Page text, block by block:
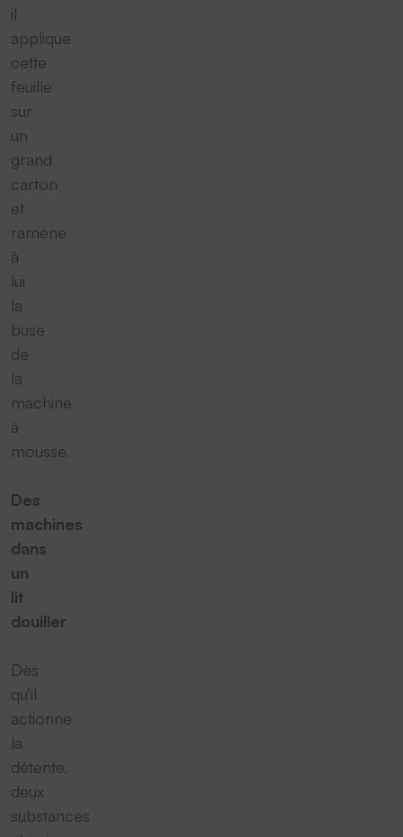
il
applique
cette
feuille
sur
un
grand
carton
et
ramène
à
lui
la
buse
de
la
machine
à
mousse.
Des
machines
dans
un
lit
douiller
Dès
qu’il
actionne
la
détente,
deux
substances